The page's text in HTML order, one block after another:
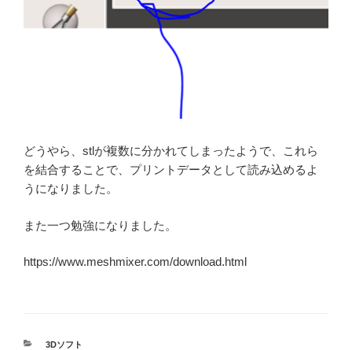
どうやら、stlが複数に分かれてしまったようで、これら
を結合することで、プリントデータとして読み込めるよ
うになりました。
また一つ勉強になりました。
https://www.meshmixer.com/download.html
カ
3Dソフト